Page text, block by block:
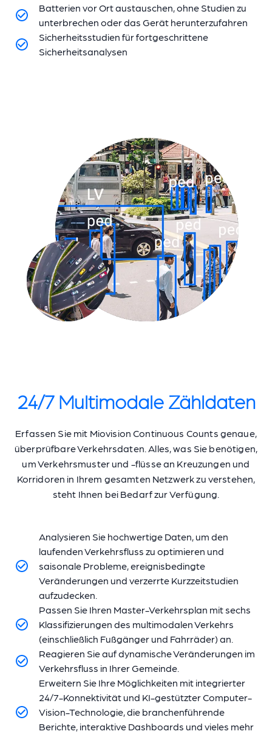
Batterien vor Ort austauschen, ohne Studien zu
unterbrechen oder das Gerät herunterzufahren
Sicherheitsstudien für fortgeschrittene
Sicherheitsanalysen
24/7 Multimodale Zähldaten
Erfassen Sie mit Miovision Continuous Counts genaue,
überprüfbare Verkehrsdaten. Alles, was Sie benötigen,
um Verkehrsmuster und -flüsse an Kreuzungen und
Korridoren in Ihrem gesamten Netzwerk zu verstehen,
steht Ihnen bei Bedarf zur Verfügung.
Analysieren Sie hochwertige Daten, um den
laufenden Verkehrsfluss zu optimieren und
saisonale Probleme, ereignisbedingte
Veränderungen und verzerrte Kurzzeitstudien
aufzudecken.
Passen Sie Ihren Master-Verkehrsplan mit sechs
Klassifizierungen des multimodalen Verkehrs
(einschließlich Fußgänger und Fahrräder) an.
Reagieren Sie auf dynamische Veränderungen im
Verkehrsfluss in Ihrer Gemeinde.
Erweitern Sie Ihre Möglichkeiten mit integrierter
24/7-Konnektivität und KI-gestützter Computer-
Vision-Technologie, die branchenführende
Berichte, interaktive Dashboards und vieles mehr